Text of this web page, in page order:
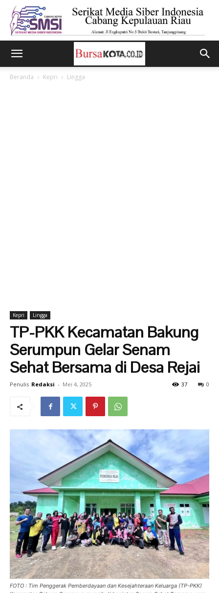
Beranda Kepri Lingga
Kepri Lingga
TP-PKK Kecamatan Bakung
Serumpun Gelar Senam
Sehat Bersama di Desa Rejai
Penulis Redaksi - Mei 4, 2025 0
37
FOTO : Tim Penggerak Pemberdayaan dan Kesejahteraan Keluarga (TP-PKK)